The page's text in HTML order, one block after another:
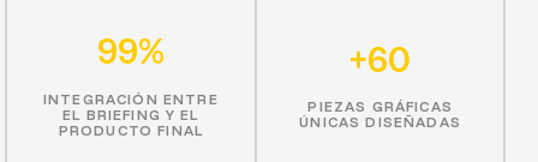
99%
INTEGRACIÓN ENTRE
EL BRIEFING Y EL
PRODUCTO FINAL
+60
PIEZAS GRÁFICAS
ÚNICAS DISEÑADAS